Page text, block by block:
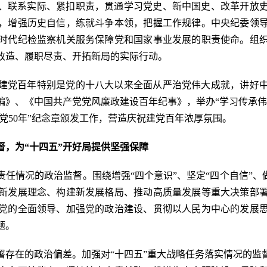
联系实际、紧扣职责，贯通学习党史、新中国史、改革开放
增强历史自信，练就斗争本领，把握工作规律。中央纪委领
代纪检监察机关服务保障党和国家事业发展的职责使命。组
、履职尽责、开拓新局的实际行动。
党百年特别是党的十八大以来全面从严治党伟大成就，讲好
、《中国共产党党风廉政建设百年纪事》，举办“学习传承
50年”纪念章颁发工作，营造庆祝建党百年浓厚氛围。
，为“十四五”开好局提供坚强保障
情况的政治监督。围绕增强“四个意识”、坚定“四个自信”
发展理念、构建新发展格局、推动高质量发展等重大决策部
的全面领导、加强党的政治建设、贯彻以人民为中心的发展
在的政治偏差。加强对“十四五”重大战略任务落实情况的